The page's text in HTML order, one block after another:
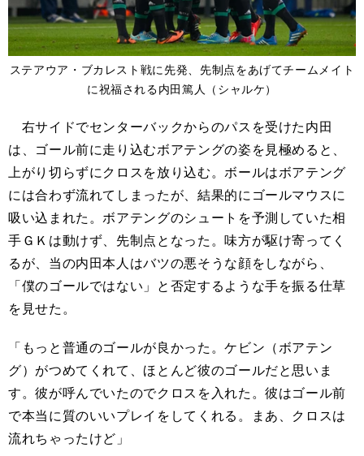
ステアウア・ブカレスト戦に先発、先制点をあげてチームメイト
に祝福される内田篤人（シャルケ）
右サイドでセンターバックからのパスを受けた内田
は、ゴール前に走り込むボアテングの姿を見極めると、
上がり切らずにクロスを放り込む。ボールはボアテング
には合わず流れてしまったが、結果的にゴールマウスに
吸い込まれた。ボアテングのシュートを予測していた相
手ＧＫは動けず、先制点となった。味方が駆け寄ってく
るが、当の内田本人はバツの悪そうな顔をしながら、
「僕のゴールではない」と否定するような手を振る仕草
を見せた。
「もっと普通のゴールが良かった。ケビン（ボアテン
グ）がつめてくれて、ほとんど彼のゴールだと思いま
す。彼が呼んでいたのでクロスを入れた。彼はゴール前
で本当に質のいいプレイをしてくれる。まあ、クロスは
流れちゃったけど」